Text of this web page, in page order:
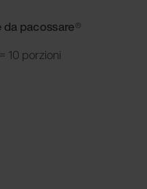
pacossare®
10 porzioni